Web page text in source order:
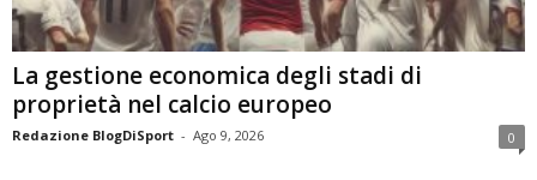
La gestione economica degli stadi di
proprietà nel calcio europeo
Redazione BlogDiSport - Ago 9, 2026 0